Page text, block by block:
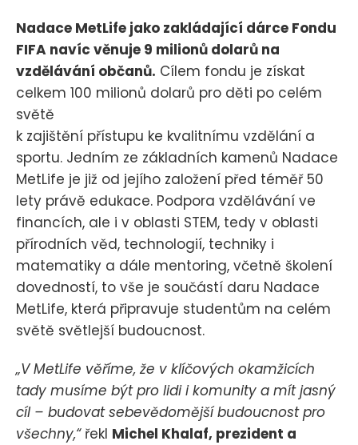
Nadace MetLife jako zakládající dárce Fondu
FIFA navíc věnuje 9 milionů dolarů na
vzdělávání občanů. Cílem fondu je získat
celkem 100 milionů dolarů pro děti po celém
světě
k zajištění přístupu ke kvalitnímu vzdělání a
sportu. Jedním ze základních kamenů Nadace
MetLife je již od jejího založení před téměř 50
lety právě edukace. Podpora vzdělávání ve
financích, ale i v oblasti STEM, tedy v oblasti
přírodních věd, technologií, techniky i
matematiky a dále mentoring, včetně školení
dovedností, to vše je součástí daru Nadace
MetLife, která připravuje studentům na celém
světě světlejší budoucnost.
„V MetLife věříme, že v klíčových okamžicích
tady musíme být pro lidi i komunity a mít jasný
cíl – budovat sebevědomější budoucnost pro
všechny,“řekl Michel Khalaf, prezident a